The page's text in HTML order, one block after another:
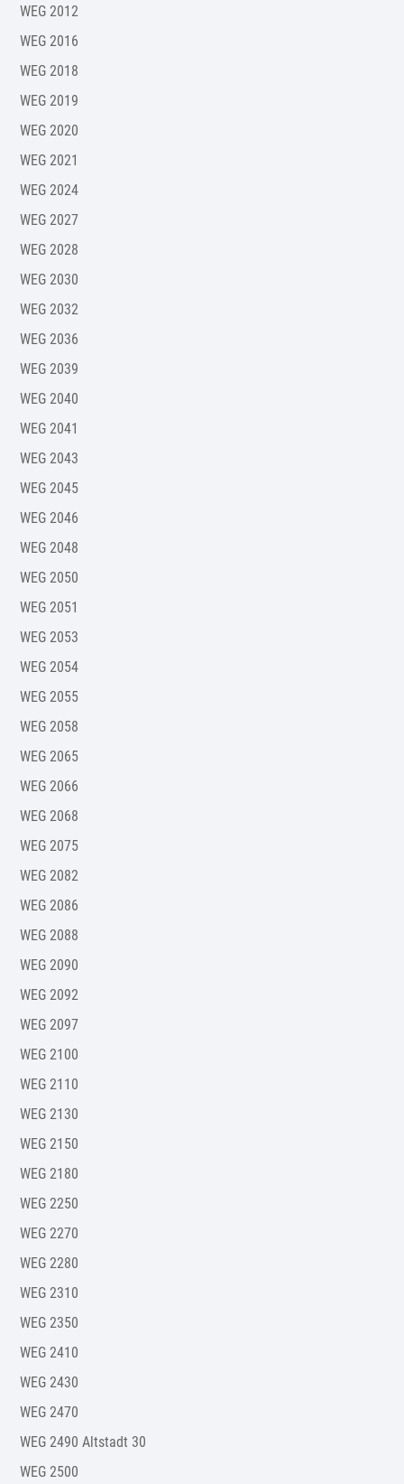
WEG 2012
WEG 2016
WEG 2018
WEG 2019
WEG 2020
WEG 2021
WEG 2024
WEG 2027
WEG 2028
WEG 2030
WEG 2032
WEG 2036
WEG 2039
WEG 2040
WEG 2041
WEG 2043
WEG 2045
WEG 2046
WEG 2048
WEG 2050
WEG 2051
WEG 2053
WEG 2054
WEG 2055
WEG 2058
WEG 2065
WEG 2066
WEG 2068
WEG 2075
WEG 2082
WEG 2086
WEG 2088
WEG 2090
WEG 2092
WEG 2097
WEG 2100
WEG 2110
WEG 2130
WEG 2150
WEG 2180
WEG 2250
WEG 2270
WEG 2280
WEG 2310
WEG 2350
WEG 2410
WEG 2430
WEG 2470
WEG 2490 Altstadt 30
WEG 2500